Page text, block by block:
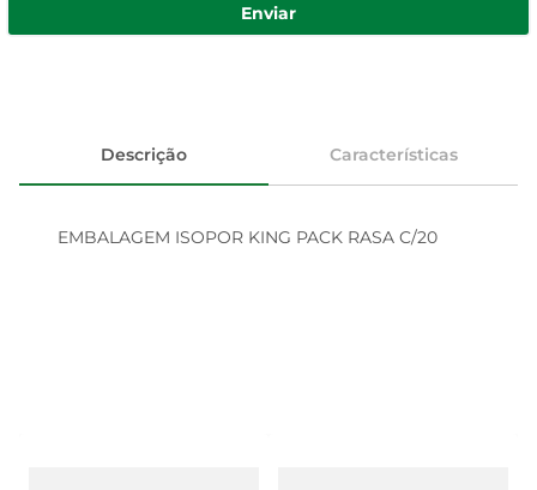
Enviar
Descrição Características
EMBALAGEM ISOPOR KING PACK RASA C/20